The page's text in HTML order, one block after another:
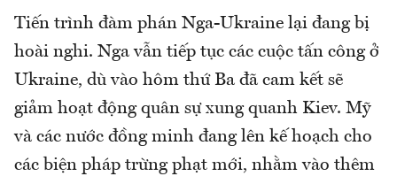
Tiến trình đàm phán Nga-Ukraine lại đang bị
hoài nghi. Nga vẫn tiếp tục các cuộc tấn công ở
Ukraine, dù vào hôm thứ Ba đã cam kết sẽ
giảm hoạt động quân sự xung quanh Kiev. Mỹ
và các nước đồng minh đang lên kế hoạch cho
các biện pháp trừng phạt mới, nhằm vào thêm